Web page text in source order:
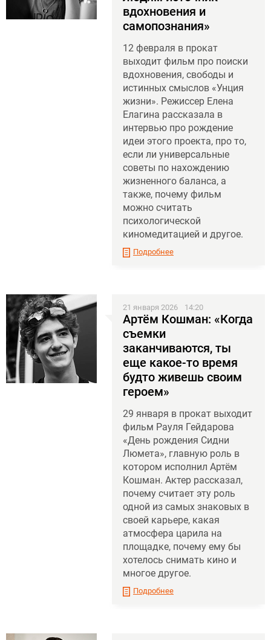
вдохновения и
самопознания»
12 февраля в прокат
выходит фильм про поиски
вдохновения, свободы и
истинных смыслов «Унция
жизни». Режиссер Елена
Елагина рассказала в
интервью про рождение
идеи этого проекта, про то,
если ли универсальные
советы по нахождению
жизненного баланса, а
также, почему фильм
можно считать
психологической
киномедитацией и другое.
Подробнее
21 января 2026 14:20
Артём Кошман: «Когда
съемки
заканчиваются, ты
еще какое-то время
будто живешь своим
героем»
29 января в прокат выходит
фильм Рауля Гейдарова
«День рождения Сидни
Люмета», главную роль в
котором исполнил Артём
Кошман. Актер рассказал,
почему считает эту роль
одной из самых знаковых в
своей карьере, какая
атмосфера царила на
площадке, почему ему бы
хотелось снимать кино и
многое другое.
Подробнее